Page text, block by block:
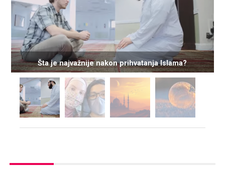
Šta je najvažnije nakon prihvatanja Islama?